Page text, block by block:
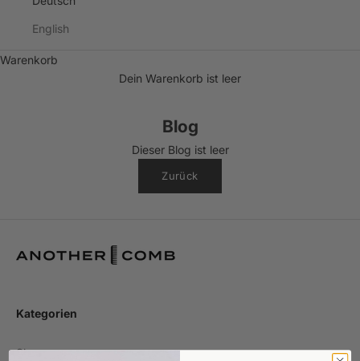
English
Warenkorb
Dein Warenkorb ist leer
Blog
Dieser Blog ist leer
Zurück
Kategorien
Shop